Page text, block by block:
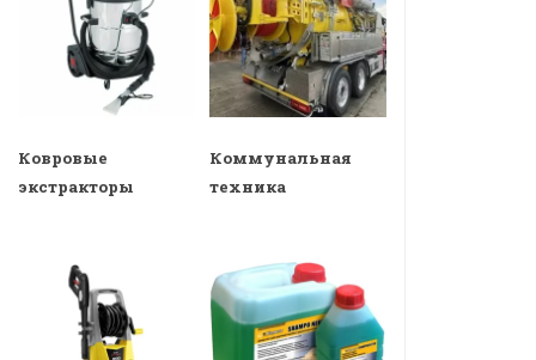
Ковровые
экстракторы
Коммунальная
техника